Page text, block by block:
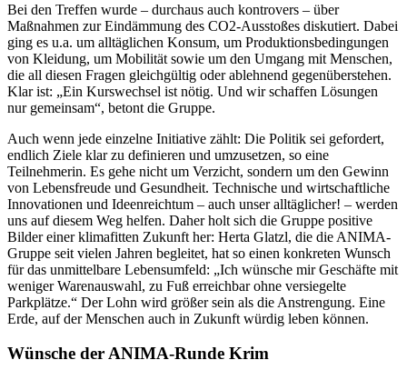
Bei den Treffen wurde – durchaus auch kontrovers – über
Maßnahmen zur Eindämmung des CO2-Ausstoßes diskutiert. Dabei
ging es u.a. um alltäglichen Konsum, um Produktionsbedingungen
von Kleidung, um Mobilität sowie um den Umgang mit Menschen,
die all diesen Fragen gleichgültig oder ablehnend gegenüberstehen.
Klar ist: „Ein Kurswechsel ist nötig. Und wir schaffen Lösungen
nur gemeinsam“, betont die Gruppe.
Auch wenn jede einzelne Initiative zählt: Die Politik sei gefordert,
endlich Ziele klar zu definieren und umzusetzen, so eine
Teilnehmerin. Es gehe nicht um Verzicht, sondern um den Gewinn
von Lebensfreude und Gesundheit. Technische und wirtschaftliche
Innovationen und Ideenreichtum – auch unser alltäglicher! – werden
uns auf diesem Weg helfen. Daher holt sich die Gruppe positive
Bilder einer klimafitten Zukunft her: Herta Glatzl, die die ANIMA-
Gruppe seit vielen Jahren begleitet, hat so einen konkreten Wunsch
für das unmittelbare Lebensumfeld: „Ich wünsche mir Geschäfte mit
weniger Warenauswahl, zu Fuß erreichbar ohne versiegelte
Parkplätze.“ Der Lohn wird größer sein als die Anstrengung. Eine
Erde, auf der Menschen auch in Zukunft würdig leben können.
Wünsche der ANIMA-Runde Krim